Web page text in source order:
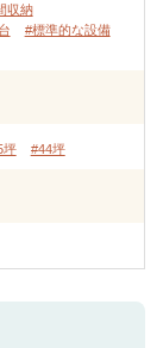
収納
#標準的な設備
坪 #44坪